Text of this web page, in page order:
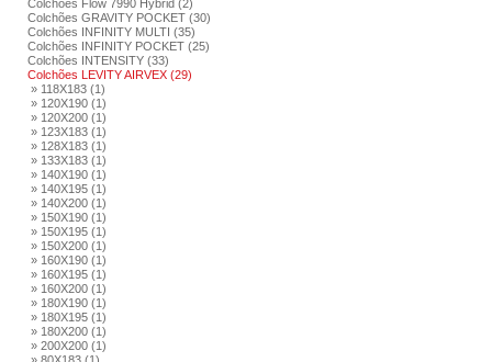
Colchões Flow 7990 Hybrid (2)
Colchões GRAVITY POCKET (30)
Colchões INFINITY MULTI (35)
Colchões INFINITY POCKET (25)
Colchões INTENSITY (33)
Colchões LEVITY AIRVEX (29)
» 118X183 (1)
» 120X190 (1)
» 120X200 (1)
» 123X183 (1)
» 128X183 (1)
» 133X183 (1)
» 140X190 (1)
» 140X195 (1)
» 140X200 (1)
» 150X190 (1)
» 150X195 (1)
» 150X200 (1)
» 160X190 (1)
» 160X195 (1)
» 160X200 (1)
» 180X190 (1)
» 180X195 (1)
» 180X200 (1)
» 200X200 (1)